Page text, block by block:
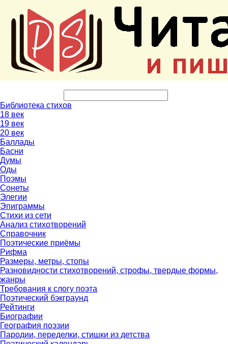
Библиотека стихов
18 век
19 век
20 век
Баллады
Басни
Думы
Оды
Поэмы
Сонеты
Элегии
Эпиграммы
Стихи из сети
Анализ стихотворений
Справочник
Поэтические приёмы
Рифма
Размеры, метры, стопы
Разновидности стихотворений, строфы, твердые формы,
жанры
Требования к слогу поэта
Поэтический бэкграунд
Рейтинги
Биографии
География поэзии
Пародии, переделки, стишки из детства